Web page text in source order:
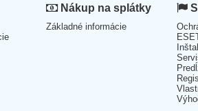
Nákup na splátky
Základné informácie